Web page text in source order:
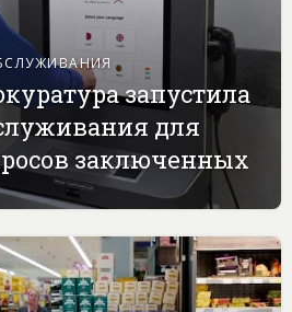
запустила
для
заключенных